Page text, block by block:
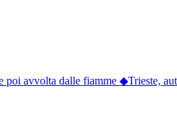
avvolta dalle fiamme◆Trieste,